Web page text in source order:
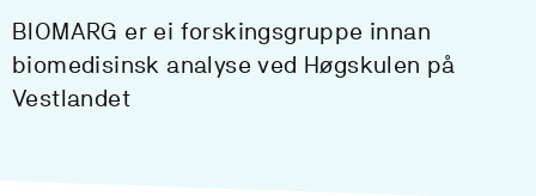
BIOMARG er ei forskingsgruppe innan
biomedisinsk analyse ved Høgskulen på
Vestlandet